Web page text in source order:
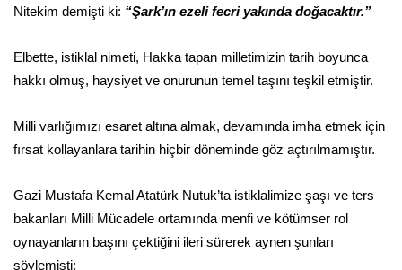
Nitekim demişti ki: “Şark’ın ezeli fecri yakında doğacaktır.”
Elbette, istiklal nimeti, Hakka tapan milletimizin tarih boyunca
hakkı olmuş, haysiyet ve onurunun temel taşını teşkil etmiştir.
Milli varlığımızı esaret altına almak, devamında imha etmek için
fırsat kollayanlara tarihin hiçbir döneminde göz açtırılmamıştır.
Gazi Mustafa Kemal Atatürk Nutuk’ta istiklalimize şaşı ve ters
bakanları Milli Mücadele ortamında menfi ve kötümser rol
oynayanların başını çektiğini ileri sürerek aynen şunları
söylemişti: